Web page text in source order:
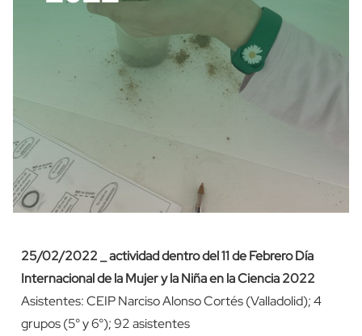
25/02/2022 _ actividad dentro del 11 de Febrero Día
Internacional de la Mujer y la Niña en la Ciencia 2022
Asistentes: CEIP Narciso Alonso Cortés (Valladolid); 4
grupos (5° y 6°); 92 asistentes